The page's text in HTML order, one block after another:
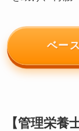
ベー
【管理栄養